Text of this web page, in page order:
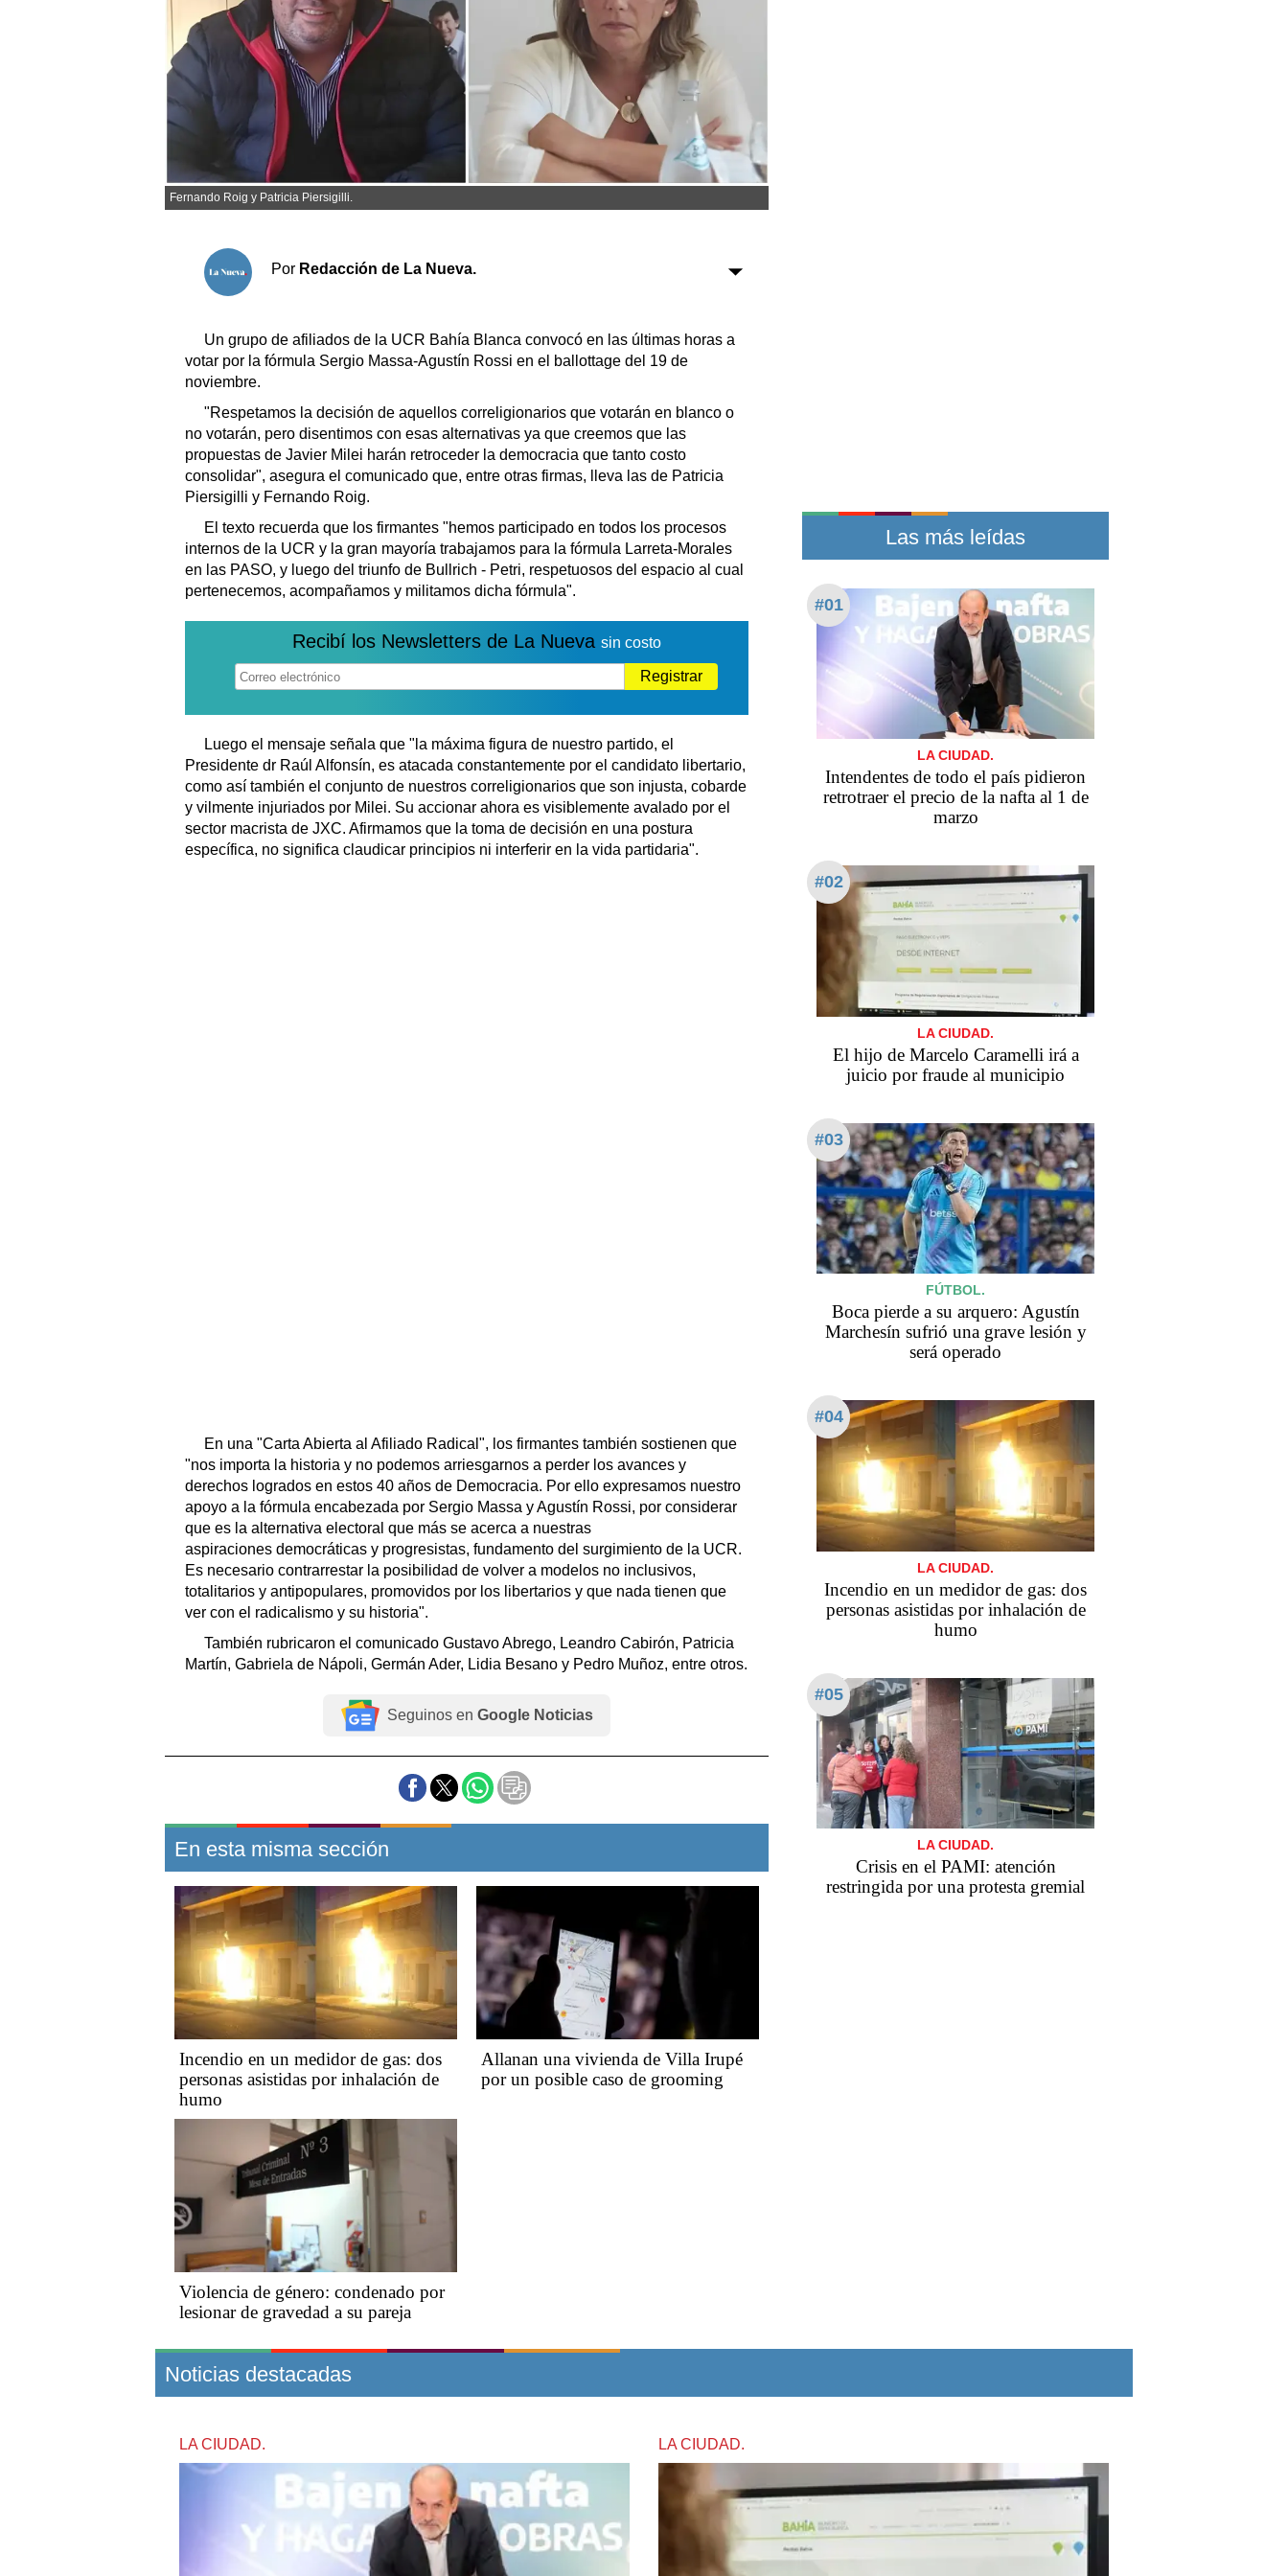
Sociedad y tiempo libre
Sociedad
Tecnología
Turismo
Salud
El tiempo
Cartón Lleno
Fúnebres
Horóscopo
Suplementos
Transportes
Loterías
Fúnebres
Edictos
Teléfonos de urgencia
Fernando Roig y Patricia Piersigilli.
Por Redacción de La Nueva.
Un grupo de afiliados de la UCR Bahía Blanca convocó en las últimas horas a
votar por la fórmula Sergio Massa-Agustín Rossi en el ballottage del 19 de
noviembre.
"Respetamos la decisión de aquellos correligionarios que votarán en blanco o
no votarán, pero disentimos con esas alternativas ya que creemos que las
propuestas de Javier Milei harán retroceder la democracia que tanto costo
consolidar", asegura el comunicado que, entre otras firmas, lleva las de Patricia
Piersigilli y Fernando Roig.
El texto recuerda que los firmantes "hemos participado en todos los procesos
internos de la UCR y la gran mayoría trabajamos para la fórmula Larreta-Morales
en las PASO, y luego del triunfo de Bullrich - Petri, respetuosos del espacio al cual
pertenecemos, acompañamos y militamos dicha fórmula".
Recibí los Newsletters de La Nueva sin costo
Registrar
Luego el mensaje señala que "la máxima figura de nuestro partido, el
Presidente dr Raúl Alfonsín, es atacada constantemente por el candidato libertario,
como así también el conjunto de nuestros correligionarios que son injusta, cobarde
y vilmente injuriados por Milei. Su accionar ahora es visiblemente avalado por el
sector macrista de JXC. Afirmamos que la toma de decisión en una postura
específica, no significa claudicar principios ni interferir en la vida partidaria".
En una "Carta Abierta al Afiliado Radical", los firmantes también sostienen que
"nos importa la historia y no podemos arriesgarnos a perder los avances y
derechos logrados en estos 40 años de Democracia. Por ello expresamos nuestro
apoyo a la fórmula encabezada por Sergio Massa y Agustín Rossi, por considerar
que es la alternativa electoral que más se acerca a nuestras
aspiraciones democráticas y progresistas, fundamento del surgimiento de la UCR.
Es necesario contrarrestar la posibilidad de volver a modelos no inclusivos,
totalitarios y antipopulares, promovidos por los libertarios y que nada tienen que
ver con el radicalismo y su historia".
También rubricaron el comunicado Gustavo Abrego, Leandro Cabirón, Patricia
Martín, Gabriela de Nápoli, Germán Ader, Lidia Besano y Pedro Muñoz, entre otros.
Seguinos en Google Noticias
En esta misma sección
Incendio en un medidor de gas: dos
personas asistidas por inhalación de
humo
Allanan una vivienda de Villa Irupé
por un posible caso de grooming
Violencia de género: condenado por
lesionar de gravedad a su pareja
Las más leídas
#01
LA CIUDAD.
Intendentes de todo el país pidieron
retrotraer el precio de la nafta al 1 de
marzo
#02
LA CIUDAD.
​​​​​El hijo de Marcelo Caramelli irá a
juicio por fraude al municipio
#03
FÚTBOL.
Boca pierde a su arquero: Agustín
Marchesín sufrió una grave lesión y
será operado
#04
LA CIUDAD.
Incendio en un medidor de gas: dos
personas asistidas por inhalación de
humo
#05
LA CIUDAD.
Crisis en el PAMI: atención
restringida por una protesta gremial
Noticias destacadas
LA CIUDAD. LA CIUDAD.